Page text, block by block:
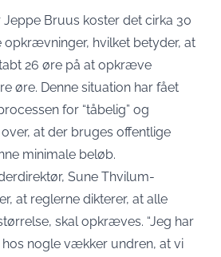
Bruus koster det cirka 30
opkrævninger, hvilket betyder, at
26 øre på at opkræve
øre. Denne situation har fået
for “tåbelig” og
at der bruges offentlige
minimale beløb.
Sune Thvilum-
at reglerne dikterer, at alle
skal opkræves. “Jeg har
nogle vækker undren, at vi